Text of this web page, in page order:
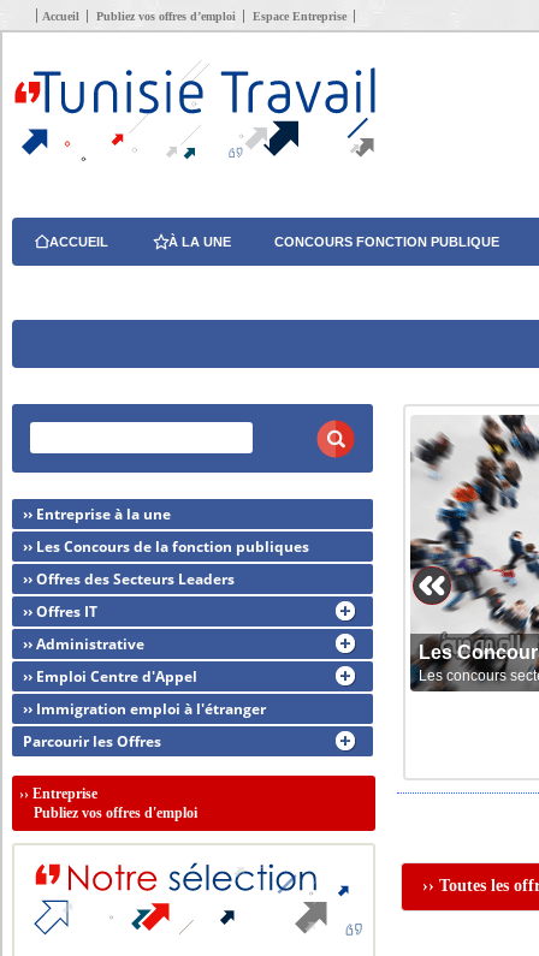
Accueil Publiez vos offres d’emploi Espace Entreprise
ACCUEIL À LA UNE CONCOURS FONCTION PUBLIQUE
Les
Les concours
›› Toutes les
›› Entreprise à la une
›› Les Concours de la fonction publiques
›› Offres des Secteurs Leaders
›› Offres IT
›› Administrative
›› Emploi Centre d'Appel
›› Immigration emploi à l'étranger
Parcourir les Offres
››Entreprise
Publiez vos offres d'emploi